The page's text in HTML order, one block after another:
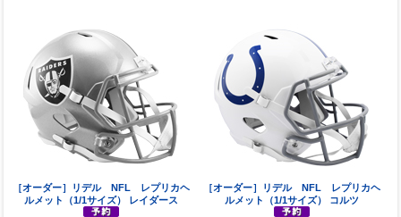
［オーダー］リデル NFL レプリカヘ
ルメット（1/1サイズ） レイダース
［オーダー］リデル NFL レプリカヘ
ルメット（1/1サイズ） コルツ